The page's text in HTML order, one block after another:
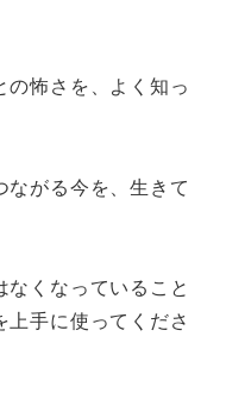
の怖さを、よく知っ
ながる今を、生きて
くなっていること
手に使ってくださ